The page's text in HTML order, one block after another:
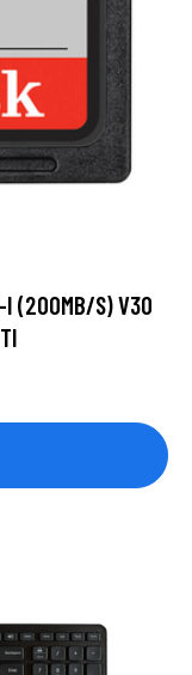
I (200MB/S) V30